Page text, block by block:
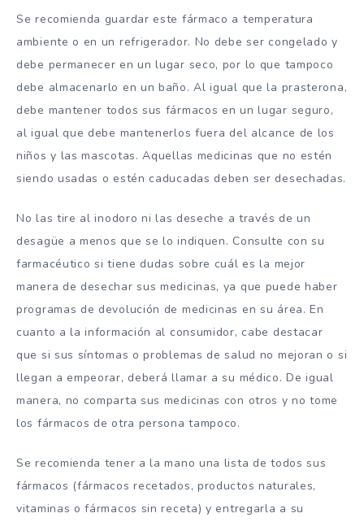
Se recomienda guardar este fármaco a temperatura
ambiente o en un refrigerador. No debe ser congelado y
debe permanecer en un lugar seco, por lo que tampoco
debe almacenarlo en un baño. Al igual que la prasterona,
debe mantener todos sus fármacos en un lugar seguro,
al igual que debe mantenerlos fuera del alcance de los
niños y las mascotas. Aquellas medicinas que no estén
siendo usadas o estén caducadas deben ser desechadas.
No las tire al inodoro ni las deseche a través de un
desagüe a menos que se lo indiquen. Consulte con su
farmacéutico si tiene dudas sobre cuál es la mejor
manera de desechar sus medicinas, ya que puede haber
programas de devolución de medicinas en su área. En
cuanto a la información al consumidor, cabe destacar
que si sus síntomas o problemas de salud no mejoran o si
llegan a empeorar, deberá llamar a su médico. De igual
manera, no comparta sus medicinas con otros y no tome
los fármacos de otra persona tampoco.
Se recomienda tener a la mano una lista de todos sus
fármacos (fármacos recetados, productos naturales,
vitaminas o fármacos sin receta) y entregarla a su